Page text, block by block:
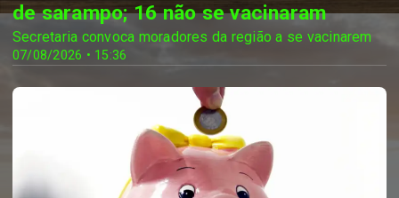
07/08/2026 • 15:36
de sarampo; 16 não se vacinaram
Secretaria convoca moradores da região a se vacinarem